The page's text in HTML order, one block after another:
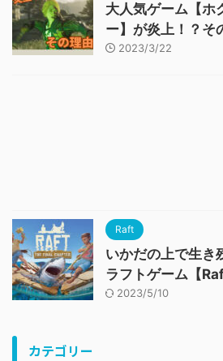
大人気ゲーム【ホ
ー】が炎上！？そ
2023/3/22
Raft
いかだの上で生き
ラフトゲーム【
2023/5/10
カテゴリー